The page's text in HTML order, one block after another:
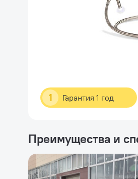
1 Гарантия 1 год
Преимущества и